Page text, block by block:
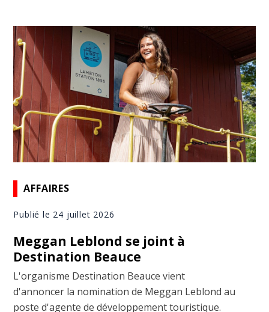
AFFAIRES
Publié le 24 juillet 2026
Meggan Leblond se joint à
Destination Beauce
L'organisme Destination Beauce vient
d'annoncer la nomination de Meggan Leblond au
poste d'agente de développement touristique.